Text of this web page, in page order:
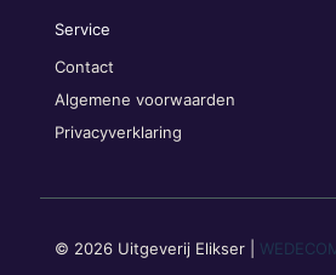
Service
Contact
Algemene voorwaarden
Privacyverklaring
© 2026 Uitgeverij Elikser |